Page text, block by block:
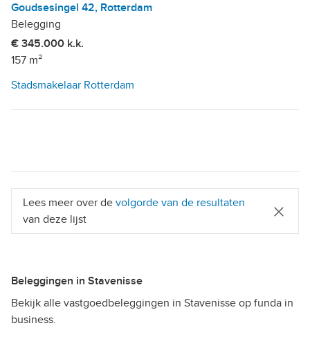
Goudsesingel 42, Rotterdam
Belegging
€ 345.000 k.k.
157 m²
Stadsmakelaar Rotterdam
Lees meer over de volgorde van de resultaten
van deze lijst
Beleggingen in Stavenisse
Bekijk alle vastgoedbeleggingen in Stavenisse op funda in
business.